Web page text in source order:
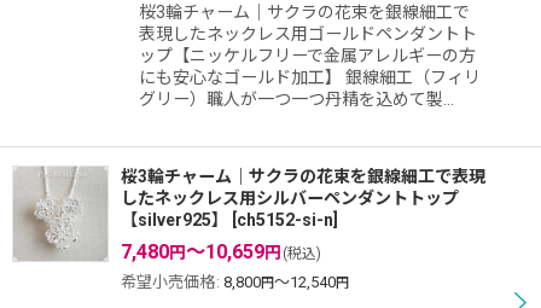
桜3輪チャーム｜サクラの花束を銀線細工で
表現したネックレス用ゴールドペンダントト
ップ【ニッケルフリーで金属アレルギーの方
にも安心なゴールド加工】 銀線細工（フィリ
グリー）職人が一つ一つ丹精を込めて製…
桜3輪チャーム｜サクラの花束を銀線細工で表現
したネックレス用シルバーペンダントトップ
【silver925】
ch5152-si-n
7,480円～10,659円 (税込)
希望小売価格: 8,800円～12,540円